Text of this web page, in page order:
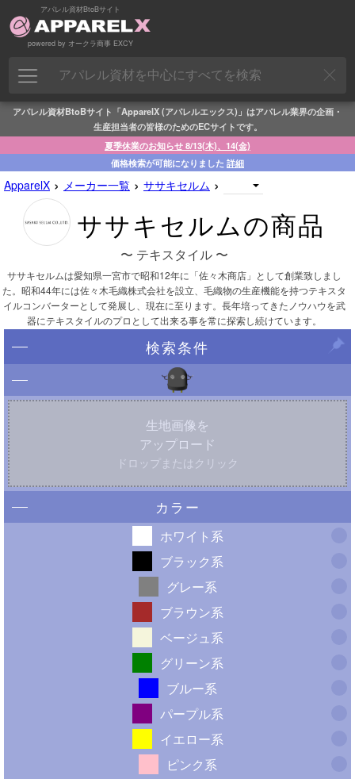
アパレル資材BtoBサイト
powered by オークラ商事 EXCY
アパレル資材BtoBサイト「ApparelX (アパレルエックス)」はアパレル業界の企画・
生産担当者の皆様のためのECサイトです。
夏季休業のお知らせ 8/13(木)、14(金)
価格検索が可能になりました 詳細
ApparelX › メーカー一覧 › ササキセルム ›
ササキセルムの商品
〜 テキスタイル 〜
ササキセルムは愛知県一宮市で昭和12年に「佐々木商店」として創業致しまし
た。昭和44年には佐々木毛織株式会社を設立、毛織物の生産機能を持つテキスタ
イルコンバーターとして発展し、現在に至ります。長年培ってきたノウハウを武
器にテキスタイルのプロとして出来る事を常に探索し続けています。
検索条件
生地画像を
アップロード
ドロップまたはクリック
カラー
ホワイト系
ブラック系
グレー系
ブラウン系
ベージュ系
グリーン系
ブルー系
パープル系
イエロー系
ピンク系